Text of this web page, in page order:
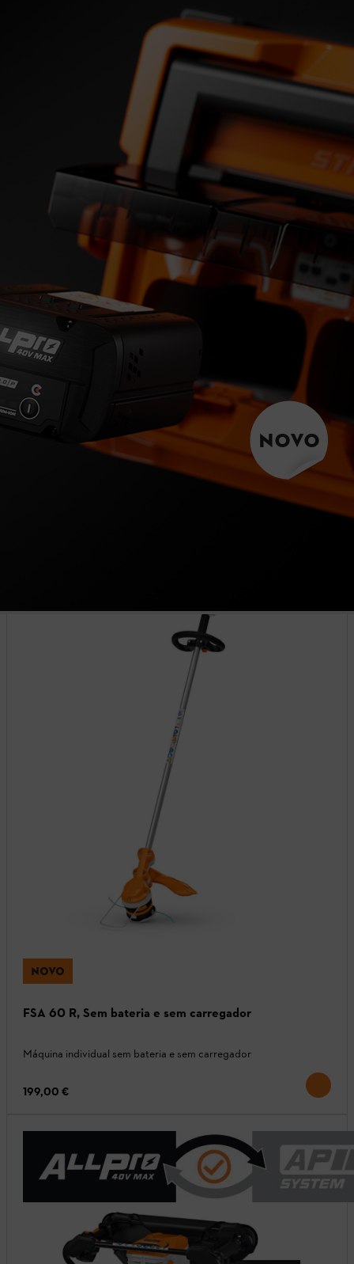
O NOVO SISTEMA A BATERIA STIHL ALLPRO
A nova era da bateria profissional, graças à sua inovadora tecnologia
, trabalha com uma potência consistentemente mais
elevada em todos os estados de carga, garantindo a máxima
Conheça Baterias de Alta Performance
Descubra todas as novidades
Novidades
Todos os nossos produtos
NOVO
NOVO
FSA 60 R, Sem bateria e sem carregador
Máquina individual sem bateria e sem carregador
199,00 €